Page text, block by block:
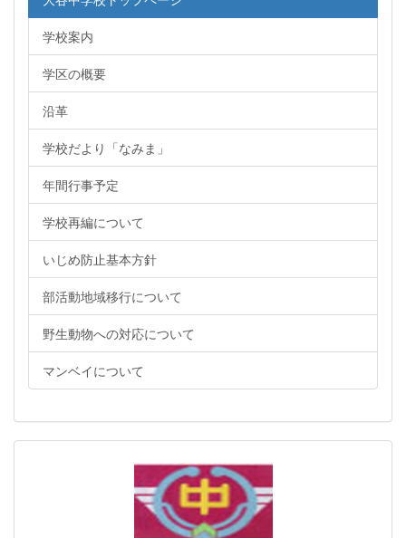
学校案内
学区の概要
沿革
学校だより「なみま」
年間行事予定
学校再編について
いじめ防止基本方針
部活動地域移行について
野生動物への対応について
マンベイについて